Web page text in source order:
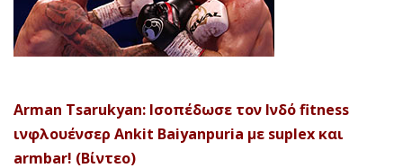
Arman Tsarukyan: Ισοπέδωσε τον Ινδό fitness
ινφλουένσερ Ankit Baiyanpuria με suplex και
armbar! (Βίντεο)